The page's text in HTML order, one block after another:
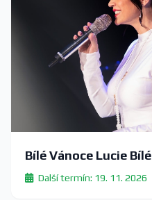
Bílé Vánoce Lucie Bílé
Další termín: 19. 11. 2026